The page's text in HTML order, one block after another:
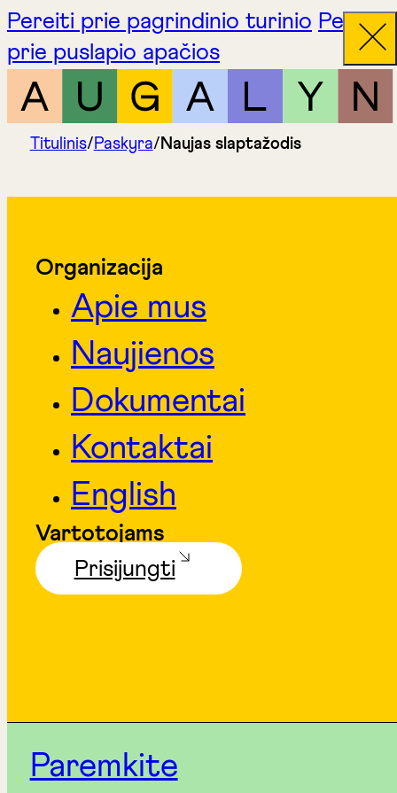
Pereiti prie pagrindinio turinio Pereiti
prie puslapio apačios
Titulinis/Paskyra/ Naujas slaptažodis
Organizacija
Apie mus
Naujienos
Dokumentai
Kontaktai
English
Vartotojams
Prisijungti
Paremkite